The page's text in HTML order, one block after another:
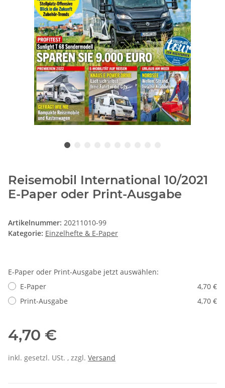
Reisemobil International 10/2021
E-Paper oder Print-Ausgabe
Artikelnummer: 20211010-99
Kategorie: Einzelhefte & E-Paper
E-Paper oder Print-Ausgabe jetzt auswählen:
E-Paper
4,70 €
Print-Ausgabe
4,70 €
4,70 €
inkl. gesetzl. USt. , zzgl. Versand